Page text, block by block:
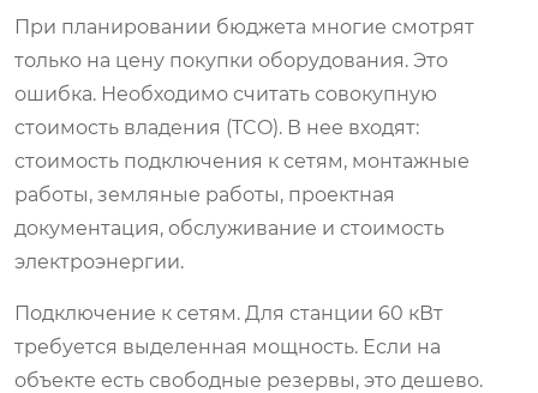
При планировании бюджета многие смотрят
только на цену покупки оборудования. Это
ошибка. Необходимо считать совокупную
стоимость владения (TCO). В нее входят:
стоимость подключения к сетям, монтажные
работы, земляные работы, проектная
документация, обслуживание и стоимость
электроэнергии.
Подключение к сетям. Для станции 60 кВт
требуется выделенная мощность. Если на
объекте есть свободные резервы, это дешево.